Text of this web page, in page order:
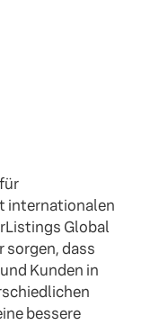
internationalen
Global
sorgen, dass
Kunden in
bessere